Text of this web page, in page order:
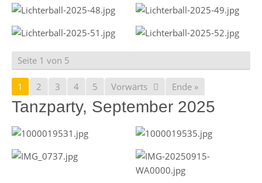
Seite 1 von 5
1 2 3 4 5 Vorwärts Ende »
Tanzparty, September 2025